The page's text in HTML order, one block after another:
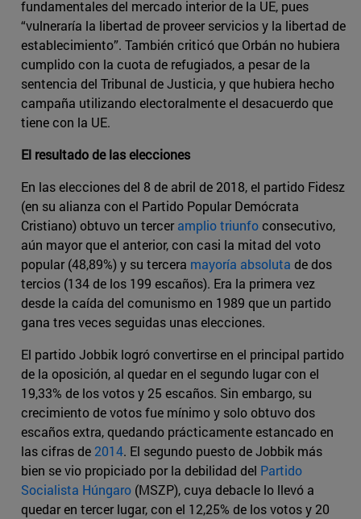
fundamentales del mercado interior de la UE, pues
“vulneraría la libertad de proveer servicios y la libertad de
establecimiento”. También criticó que Orbán no hubiera
cumplido con la cuota de refugiados, a pesar de la
sentencia del Tribunal de Justicia, y que hubiera hecho
campaña utilizando electoralmente el desacuerdo que
tiene con la UE.
El resultado de las elecciones
En las elecciones del 8 de abril de 2018, el partido Fidesz
(en su alianza con el Partido Popular Demócrata
Cristiano) obtuvo un terceramplio triunfoconsecutivo,
aún mayor que el anterior, con casi la mitad del voto
popular (48,89%) y su tercera mayoría absoluta de dos
tercios (134 de los 199 escaños). Era la primera vez
desde la caída del comunismo en 1989 que un partido
gana tres veces seguidas unas elecciones.
El partido Jobbik logró convertirse en el principal partido
de la oposición, al quedar en el segundo lugar con el
19,33% de los votos y 25 escaños. Sin embargo, su
crecimiento de votos fue mínimo y solo obtuvo dos
escaños extra, quedando prácticamente estancado en
las cifras de 2014. El segundo puesto de Jobbik más
bien se vio propiciado por la debilidad del Partido
Socialista Húngaro (MSZP), cuya debacle lo llevó a
quedar en tercer lugar, con el 12,25% de los votos y 20